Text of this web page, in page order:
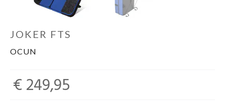
JOKER FTS
OCUN
€ 249,95